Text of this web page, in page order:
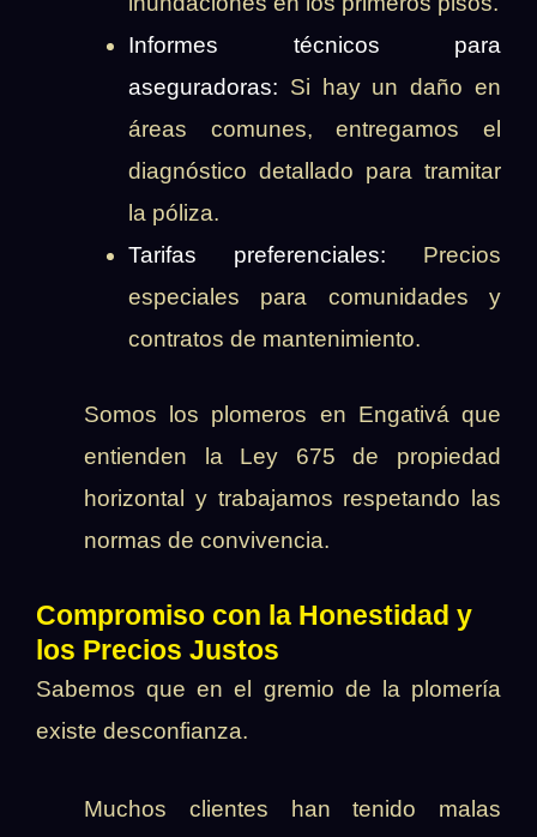
Informes técnicos para
aseguradoras: Si hay un daño en
áreas comunes, entregamos el
diagnóstico detallado para tramitar
la póliza.
Tarifas preferenciales: Precios
especiales para comunidades y
contratos de mantenimiento.
Somos los plomeros en Engativá que
entienden la Ley 675 de propiedad
horizontal y trabajamos respetando las
normas de convivencia.
Compromiso con la Honestidad y
los Precios Justos
Sabemos que en el gremio de la plomería
existe desconfianza.
Muchos clientes han tenido malas